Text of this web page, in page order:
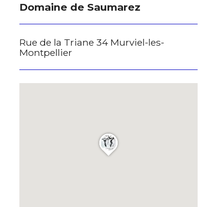
J'accepte les termes et conditions
* Champ obligatoire
Statut / Organisation
J'accepte lestermes et conditions
Domaine de Saumarez
Rue de la Triane 34 Murviel-les-
Montpellier